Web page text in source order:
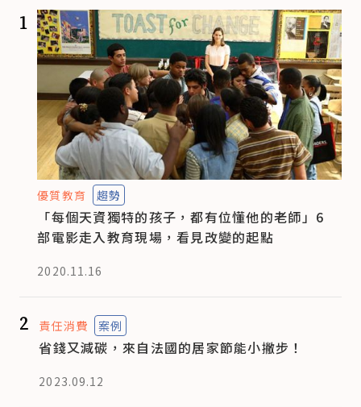
1
優質教育 趨勢
「每個天資獨特的孩子，都有位懂他的老師」6
部電影走入教育現場，看見改變的起點
2020.11.16
2 責任消費 案例
省錢又減碳，來自法國的居家節能小撇步！
2023.09.12